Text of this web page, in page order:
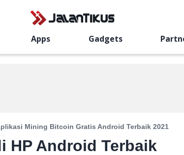
Apps Gadgets
Mining Bitcoin Gratis Android Terbaik 2021
HP Android Terbaik